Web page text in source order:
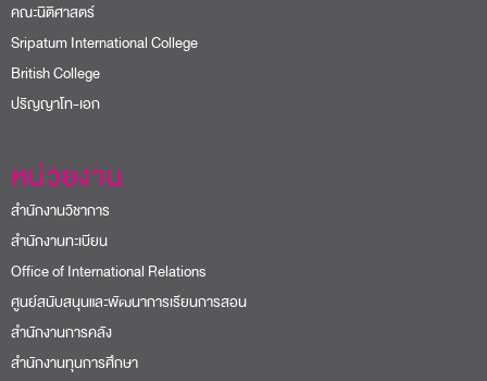
คณะนิติศาสตร์
Sripatum International College
British College
ปริญญาโท-เอก
หน่วยงาน
สำนักงานวิชาการ
สำนักงานทะเบียน
Office of International Relations
ศูนย์สนับสนุนและพัฒนาการเรียนการสอน
สำนักงานการคลัง
สำนักงานทุนการศึกษา